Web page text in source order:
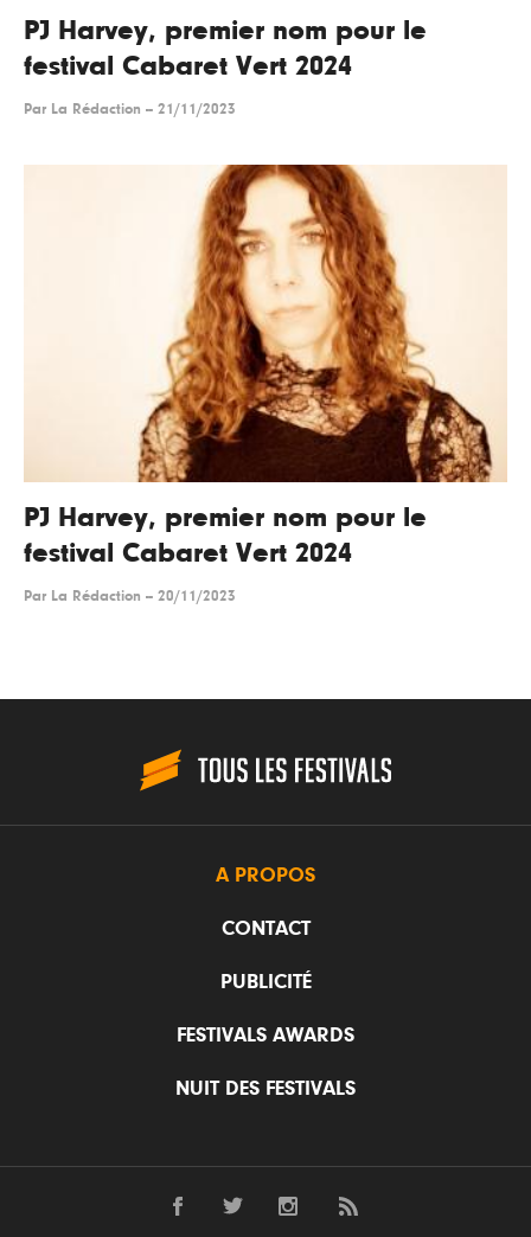
PJ Harvey, premier nom pour le
festival Cabaret Vert 2024
Par La Rédaction -- 21/11/2023
PJ Harvey, premier nom pour le
festival Cabaret Vert 2024
Par La Rédaction -- 20/11/2023
A PROPOS
CONTACT
PUBLICITÉ
FESTIVALS AWARDS
NUIT DES FESTIVALS